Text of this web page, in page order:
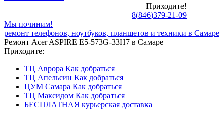
Приходите!
8(846)379-21-09
Мы починим!
ремонт телефонов, ноутбуков, планшетов и техники в Самаре
Ремонт Acer ASPIRE E5-573G-33H7 в Самаре
Приходите:
ТЦ Аврора Как добраться
ТЦ Апельсин Как добраться
ЦУМ Самара Как добраться
ТЦ Максидом Как добраться
БЕСПЛАТНАЯ курьерская доставка